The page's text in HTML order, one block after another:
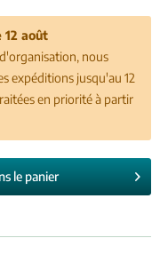
août
nous
expéditions jusqu'au 12
en priorité à partir
le panier